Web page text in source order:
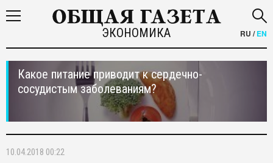
ЭКОНОМИКА RU /EN
Какое питание приводит к сердечно-
сосудистым заболеваниям?
10.04.2018 00:22